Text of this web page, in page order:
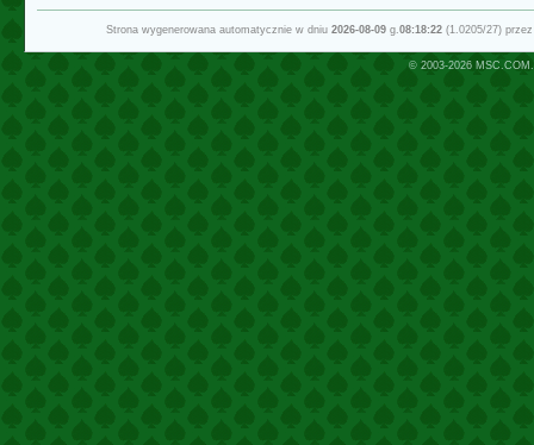
Strona wygenerowana automatycznie w dniu 2026-08-09g.08:18:22(1.0205/27)
© 2003-2026